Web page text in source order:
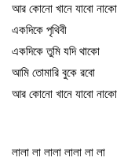
আর কোনো খানে যাবো নাকো
একদিকে পৃথিবী
একদিকে তুমি যদি থাকো
আমি তোমারি বুকে রবো
আর কোনো খানে যাবো নাকো
লালা লা লালা লালা লা লা